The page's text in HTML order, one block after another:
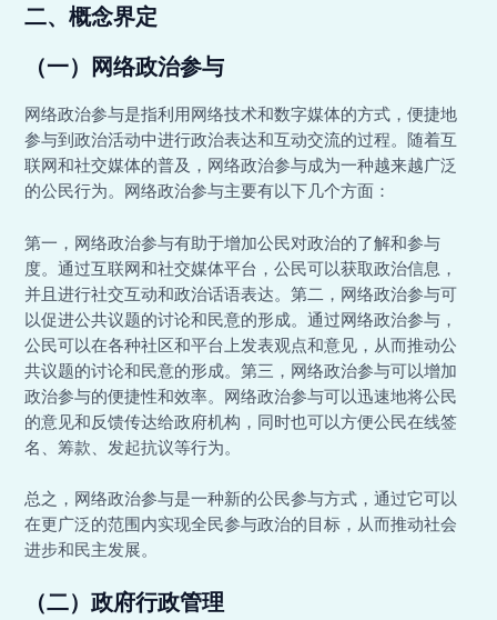
二、概念界定
（一）网络政治参与
网络政治参与是指利用网络技术和数字媒体的方式，便捷地
参与到政治活动中进行政治表达和互动交流的过程。随着互
联网和社交媒体的普及，网络政治参与成为一种越来越广泛
的公民行为。网络政治参与主要有以下几个方面：
第一，网络政治参与有助于增加公民对政治的了解和参与
度。通过互联网和社交媒体平台，公民可以获取政治信息，
并且进行社交互动和政治话语表达。第二，网络政治参与可
以促进公共议题的讨论和民意的形成。通过网络政治参与，
公民可以在各种社区和平台上发表观点和意见，从而推动公
共议题的讨论和民意的形成。第三，网络政治参与可以增加
政治参与的便捷性和效率。网络政治参与可以迅速地将公民
的意见和反馈传达给政府机构，同时也可以方便公民在线签
名、筹款、发起抗议等行为。
总之，网络政治参与是一种新的公民参与方式，通过它可以
在更广泛的范围内实现全民参与政治的目标，从而推动社会
进步和民主发展。
（二）政府行政管理